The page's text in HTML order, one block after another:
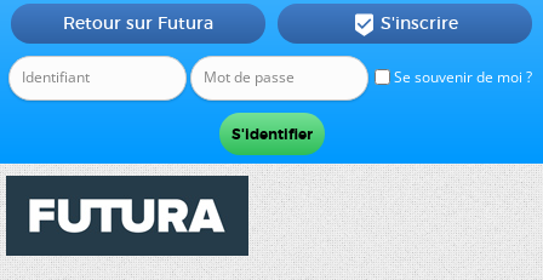
Se souvenir de moi ?
Retour sur Futura  S'inscrire